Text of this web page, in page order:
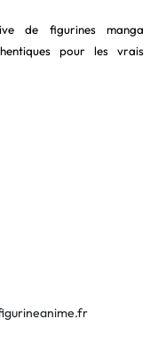
de figurines manga
pour les vrais